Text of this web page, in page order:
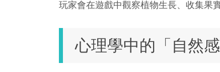
玩家會在遊戲中觀察植物生長、收集果
心理學中的「自然